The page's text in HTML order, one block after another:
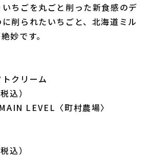
ちごを丸ごと削った新食感のデ
削られたいちごと、北海道ミル
妙です。
クリーム
込）
LEVEL〈町村農場〉
込）